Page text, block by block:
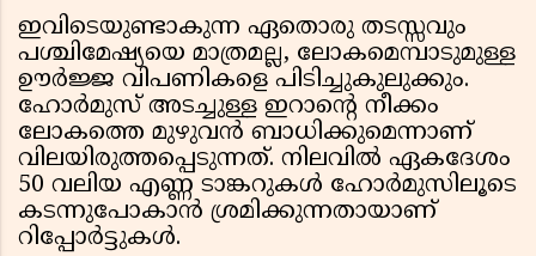
ഇവിടെയുണ്ടാകുന്ന ഏതൊരു തടസ്സവും
പശ്ചിമേഷ്യയെ മാത്രമല്ല, ലോകമെമ്പാടുമുള്ള
ഊർജ്ജ വിപണികളെ പിടിച്ചുകുലുക്കും.
ഹോർമുസ് അടച്ചുള്ള ഇറാന്റെ നീക്കം
ലോകത്തെ മുഴുവൻ ബാധിക്കുമെന്നാണ്
വിലയിരുത്തപ്പെടുന്നത്. നിലവിൽ ഏകദേശം
50 വലിയ എണ്ണ ടാങ്കറുകൾ ഹോർമുസിലൂടെ
കടന്നുപോകാൻ ശ്രമിക്കുന്നതായാണ്
റിപ്പോർട്ടുകൾ.